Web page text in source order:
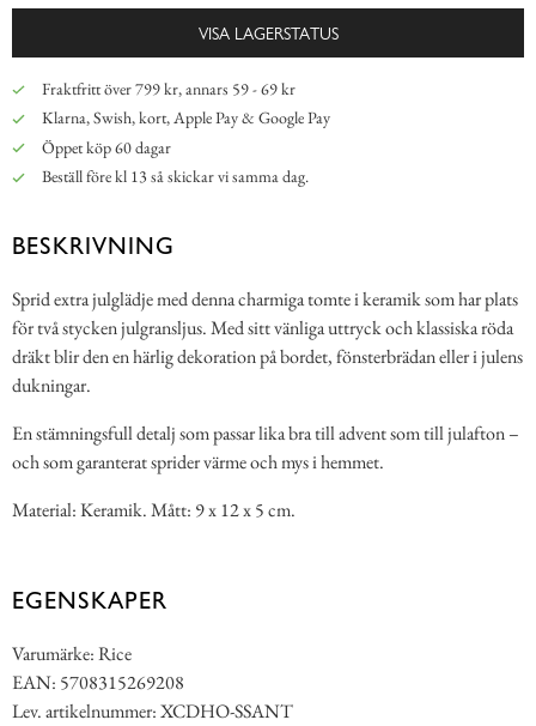
VISA LAGERSTATUS
Fraktfritt över 799 kr, annars 59 - 69 kr
Klarna, Swish, kort, Apple Pay & Google Pay
Öppet köp 60 dagar
Beställ före kl 13 så skickar vi samma dag.
BESKRIVNING
Sprid extra julglädje med denna charmiga tomte i keramik som har plats
för två stycken julgransljus. Med sitt vänliga uttryck och klassiska röda
dräkt blir den en härlig dekoration på bordet, fönsterbrädan eller i julens
dukningar.
En stämningsfull detalj som passar lika bra till advent som till julafton –
och som garanterat sprider värme och mys i hemmet.
Material: Keramik. Mått: 9 x 12 x 5 cm.
EGENSKAPER
Varumärke: Rice
EAN: 5708315269208
Lev. artikelnummer: XCDHO-SSANT